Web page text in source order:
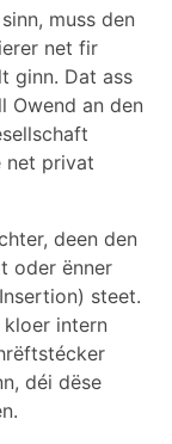
muss den
net fir
ginn. Dat ass
Owend an den
net privat
deen den
oder ënner
steet.
intern
déi dëse